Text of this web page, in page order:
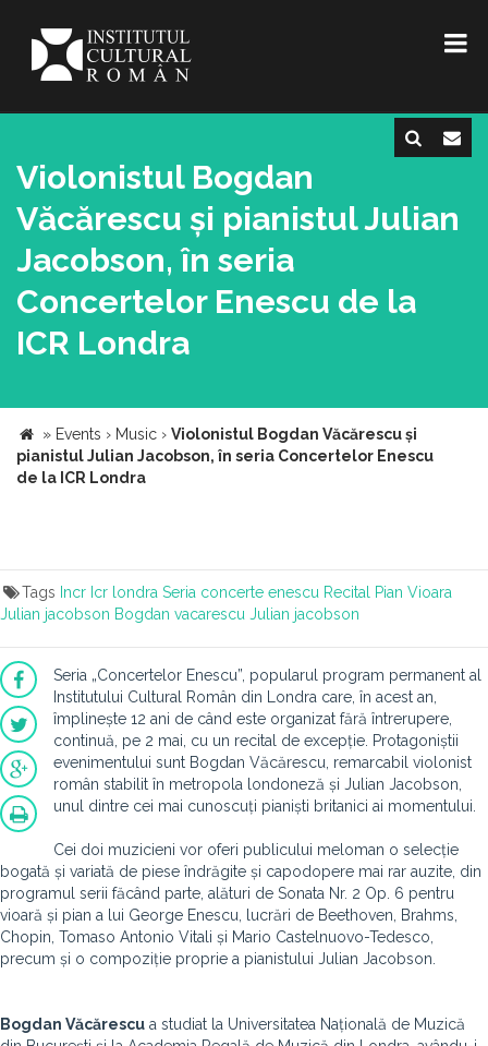
Violonistul Bogdan
Văcărescu și pianistul Julian
Jacobson, în seria
Concertelor Enescu de la
ICR Londra
» Events › Music › Violonistul Bogdan Văcărescu și
pianistul Julian Jacobson, în seria Concertelor Enescu
de la ICR Londra
Tags Incr Icr londra Seria concerte enescu Recital Pian Vioara
Julian jacobson Bogdan vacarescu Julian jacobson
Seria „Concertelor Enescu”, popularul program permanent al
Institutului Cultural Român din Londra care, în acest an,
împlinește 12 ani de când este organizat fără întrerupere,
continuă, pe 2 mai, cu un recital de excepție. Protagoniștii
evenimentului sunt Bogdan Văcărescu, remarcabil violonist
român stabilit în metropola londoneză și Julian Jacobson,
unul dintre cei mai cunoscuți pianiști britanici ai momentului.
Cei doi muzicieni vor oferi publicului meloman o selecție
bogată și variată de piese îndrăgite și capodopere mai rar auzite, din
programul serii făcând parte, alături de Sonata Nr. 2 Op. 6 pentru
vioară și pian a lui George Enescu, lucrări de Beethoven, Brahms,
Chopin, Tomaso Antonio Vitali și Mario Castelnuovo-Tedesco,
precum și o compoziție proprie a pianistului Julian Jacobson.
Bogdan Văcărescu a studiat la Universitatea Națională de Muzică